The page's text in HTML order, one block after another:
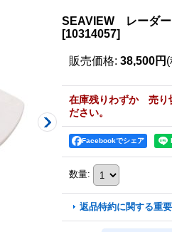
SEAVIEW レーダー
[10314057]
販売価格: 38,500円
在庫残りわずか 売り
ださい。
Facebookでシェア
数量:
返品特約に関する重